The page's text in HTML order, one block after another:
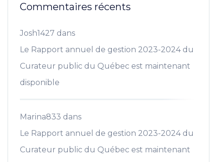
Commentaires récents
Josh1427 dans
Le Rapport annuel de gestion 2023-2024 du
Curateur public du Québec est maintenant
disponible
Marina833 dans
Le Rapport annuel de gestion 2023-2024 du
Curateur public du Québec est maintenant